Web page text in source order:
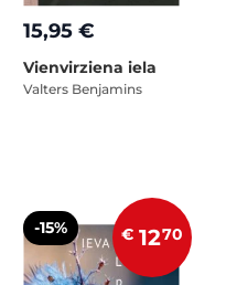
15,95 €
Vienvirziena iela
Valters Benjamins
-15% € 1270